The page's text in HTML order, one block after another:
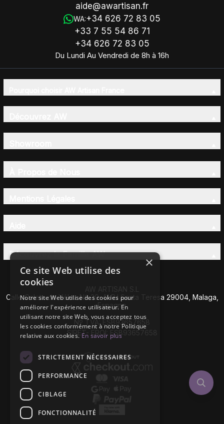
aide@awartisan.fr
WA:+34 626 72 83 05
+33 7 55 54 86 71
+34 626 72 83 05
Du Lundi Au Vendredi de 8h à 16h
Découvrez la Famille AW
AW ARTISAN S.L
Calle Caleta de Vélez Nº 39-41 P.I Santa Teresa 29004, Malaga,
Espagne
Nº TVA: ESB93657658
SIRET- EROI: ESB93657658
×
Ce site Web utilise des
cookies
Notre site Web utilise des cookies pour
améliorer l'expérience utilisateur. En
utilisant notre site Web, vous acceptez tous
les cookies conformément à notre Politique
relative aux cookies.En savoir plus
STRICTEMENT NÉCESSAIRES
PERFORMANCE
CIBLAGE
FONCTIONNALITÉ